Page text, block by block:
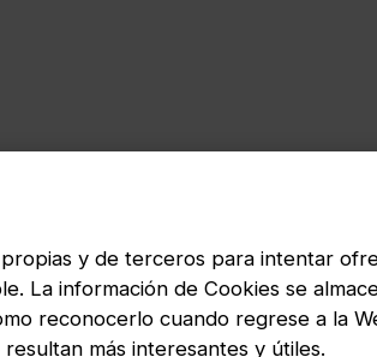
y de terceros para intentar
La información de Cookies se
reconocerlo cuando regrese a la
más interesantes y útiles.